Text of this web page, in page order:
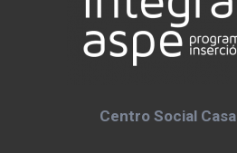
Centro Social